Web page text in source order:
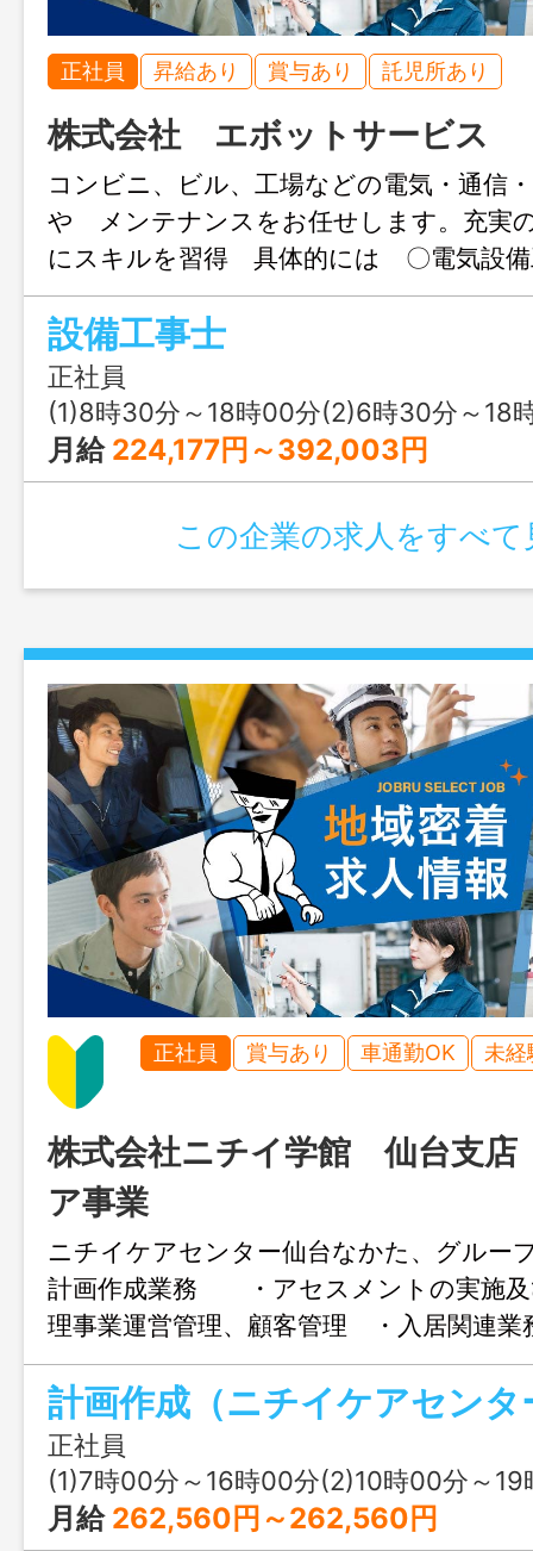
正社員 昇給あり 賞与あり 託児所あり
株式会社 エボットサービス
コンビニ、ビル、工場などの電気・通信
や メンテナンスをお任せします。充実
にスキルを習得 具体的には 〇電気設
電システムの設置やＬＥＤへの交換な
ほか、高圧受電設備設置を行います。
Ｎ設備や携帯基地局、光ケーブルなど、
を 整える工事を行います。 〇空調工
気の設置・メンテナンスなどを行い、
境づくりに貢献します。 変更の範囲：
設備工事士
正社員
(1)8時30分～18時00分(2)6時30分～18時00分
月給 224,177円～392,003円
この企業の求人をすべて
正社員 賞与あり 車通勤OK 未経
株式会社ニチイ学館 仙台支
ア事業
ニチイケアセンター仙台なかた、グルー
計画作成業務 ・アセスメントの実施及
理事業運営管理、顧客管理 ・入居関連
務 ※随時お仕事の相談も受付してお
ずは現場を見てみたい！」などご相談が
軽にお 問合せください。 ※完全予約
変更なし
正社員
(1)7時00分～16時00分(2)10時00分～19時30分
月給 262,560円～262,560円